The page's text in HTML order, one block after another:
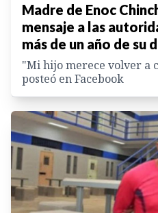
Madre de Enoc
mensaje a las
más de un año de su
"Mi hijo merece volver a
posteó en Facebook